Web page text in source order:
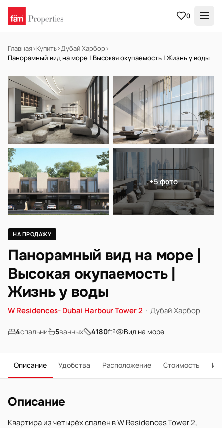
0
Главная›Купить›Дубай Харбор›
Панорамный вид на море | Высокая окупаемость | Жизнь у воды
НА ПРОДАЖУ Off-plan
+5 фото
НА ПРОДАЖУ
Панорамный вид на море |
Высокая окупаемость |
Жизнь у воды
W Residences- Dubai Harbour Tower 2 · Дубай Харбор
4спальни 5ванных 4180ft² Вид на море
Описание Удобства Расположение Стоимость
Описание
Квартира из четырёх спален в W Residences Tower 2,